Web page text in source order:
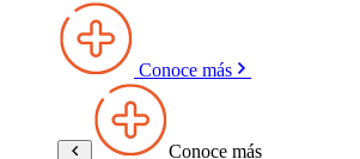
Conoce más
Conoce más